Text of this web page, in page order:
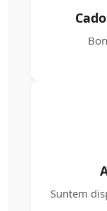
Suntem